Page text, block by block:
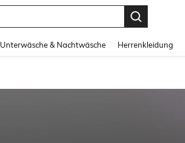
Unterwäsche & Nachtwäsche Herrenkleidung